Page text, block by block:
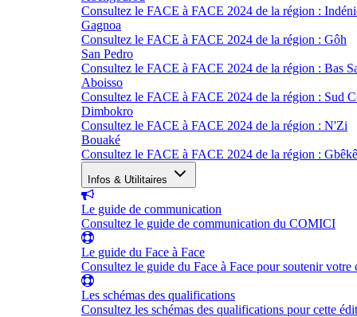
Consultez le FACE à FACE 2024 de la région :
Gagnoa
Consultez le FACE à FACE 2024 de la région : Gôh
San Pedro
Consultez le FACE à FACE 2024 de la région : Bas
Aboisso
Consultez le FACE à FACE 2024 de la région : Sud
Dimbokro
Consultez le FACE à FACE 2024 de la région : N'Zi
Bouaké
Consultez le FACE à FACE 2024 de la région : Gbêkê
Infos & Utilitaires
Le guide de communication
Consultez le guide de communication du COMICI
Le guide du Face à Face
Consultez le guide du Face à Face pour soutenir votre
Les schémas des qualifications
Consultez les schémas des qualifications pour cette